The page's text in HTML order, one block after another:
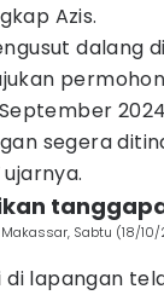
Azis.
dalang
segera
Sabtu (18/
di lapangan